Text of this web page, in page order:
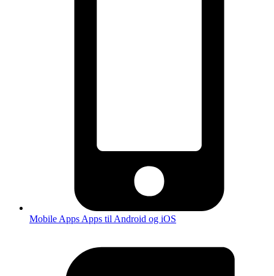
Mobile Apps Apps til Android og iOS